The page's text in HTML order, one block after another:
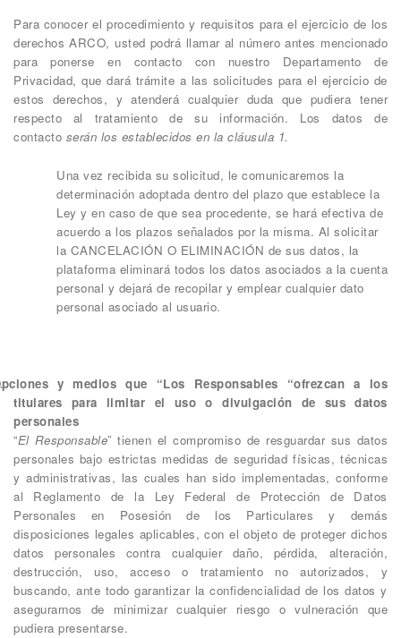
Para conocer el procedimiento y requisitos para el ejercicio de los
derechos ARCO, usted podrá llamar al número antes mencionado
para ponerse en contacto con nuestro Departamento de
Privacidad, que dará trámite a las solicitudes para el ejercicio de
estos derechos, y atenderá cualquier duda que pudiera tener
respecto al tratamiento de su información. Los datos de
contacto serán los establecidos en la cláusula 1.
Una vez recibida su solicitud, le comunicaremos la
determinación adoptada dentro del plazo que establece la
Ley y en caso de que sea procedente, se hará efectiva de
acuerdo a los plazos señalados por la misma. Al solicitar
la CANCELACIÓN O ELIMINACIÓN de sus datos, la
plataforma eliminará todos los datos asociados a la cuenta
personal y dejará de recopilar y emplear cualquier dato
personal asociado al usuario.
y medios que “Los Responsables “ofrezcan a los
titulares para limitar el uso o divulgación de sus datos
personales
“El Responsable” tienen el compromiso de resguardar sus datos
personales bajo estrictas medidas de seguridad físicas, técnicas
y administrativas, las cuales han sido implementadas, conforme
al Reglamento de la Ley Federal de Protección de Datos
Personales en Posesión de los Particulares y demás
disposiciones legales aplicables, con el objeto de proteger dichos
datos personales contra cualquier daño, pérdida, alteración,
destrucción, uso, acceso o tratamiento no autorizados, y
buscando, ante todo garantizar la confidencialidad de los datos y
asegurarnos de minimizar cualquier riesgo o vulneración que
pudiera presentarse.